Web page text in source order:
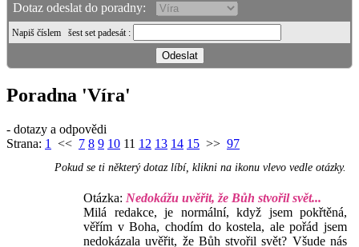
Dotaz odeslat do poradny:
Napiš číslem šest set padesát :
Poradna 'Víra'
- dotazy a odpovědi
Strana: 1 << 7 8 9 10 11 12 13 14 15 >> 97
Pokud se ti některý dotaz líbí, klikni na ikonu vlevo vedle otázky.
Otázka: Nedokážu uvěřit, že Bůh stvořil svět...
Milá redakce, je normální, když jsem pokřtěná,
věřím v Boha, chodím do kostela, ale pořád jsem
nedokázala uvěřit, že Bůh stvořil svět? Všude nás